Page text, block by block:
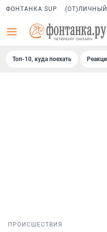
ФОНТАНКА SUP
Топ-10, куда поехать
ПРОИСШЕСТВИЯ